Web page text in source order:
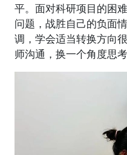
平。面对科研项目的困
问题，战胜自己的负面
调，学会适当转换方向
师沟通，换一个角度思考